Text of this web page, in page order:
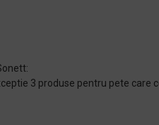
3 produse pentru pete care